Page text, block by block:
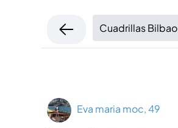
Cuadrillas Bilbao
Eva maria moc, 49